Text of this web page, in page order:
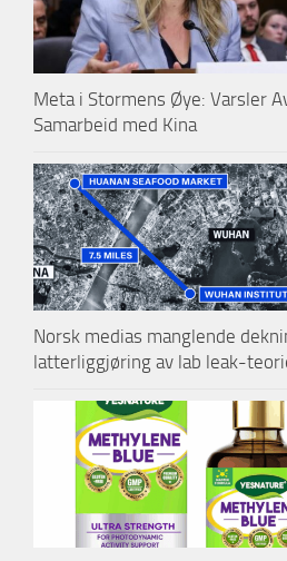
Meta i Stormens Øye: Varsler
Samarbeid med Kina
Norsk medias manglende
latterliggjøring av lab leak-